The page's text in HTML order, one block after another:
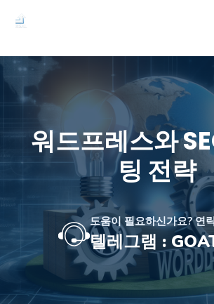
로
건
워드프레스와
팅 전략
도움이 필요하신가요? 연
텔레그램 :